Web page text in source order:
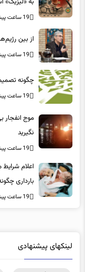
می‌کنند؟
19 ساعت پیش
از بین
19 ساعت پیش
چگونه
19 ساعت پیش
موج انفجار
نگیرید
19 ساعت پیش
بارداری
19 ساعت پیش
لینکهای پیشنهادی